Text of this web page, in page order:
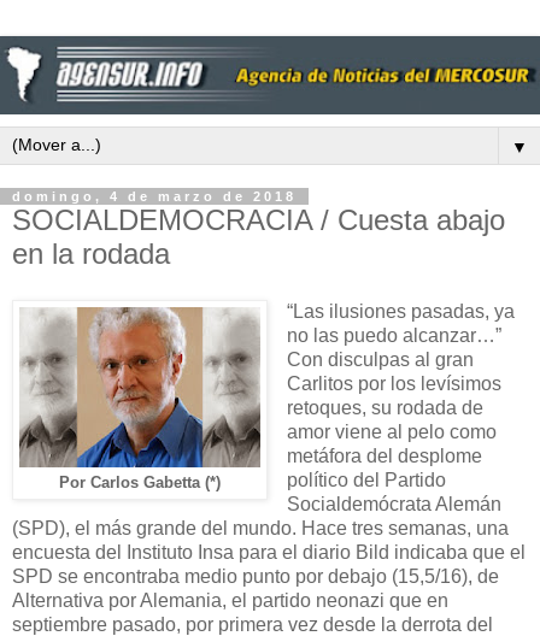
▼
domingo, 4 de marzo de 2018
SOCIALDEMOCRACIA / Cuesta abajo
en la rodada
Por Carlos Gabetta (*)
“Las ilusiones pasadas, ya
no las puedo alcanzar…”
Con disculpas al gran
Carlitos por los levísimos
retoques, su rodada de
amor viene al pelo como
metáfora del desplome
político del Partido
Socialdemócrata Alemán
(SPD), el más grande del mundo. Hace tres semanas, una
encuesta del Instituto Insa para el diario Bild indicaba que el
SPD se encontraba medio punto por debajo (15,5/16), de
Alternativa por Alemania, el partido neonazi que en
septiembre pasado, por primera vez desde la derrota del